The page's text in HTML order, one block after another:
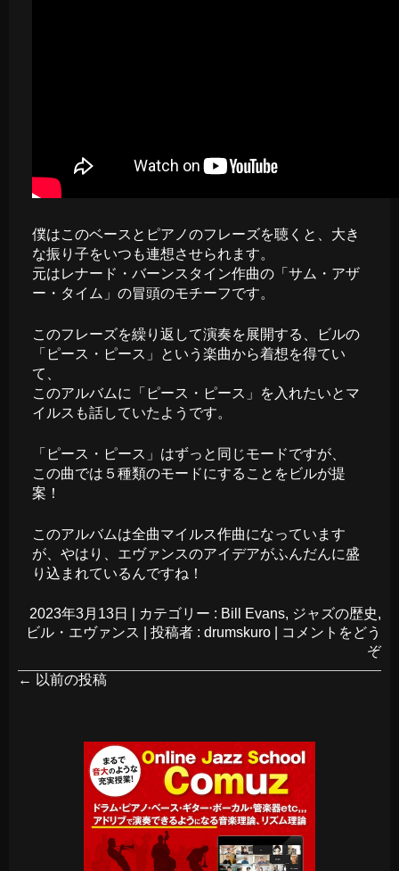
僕はこのベースとピアノのフレーズを聴くと、大き
な振り子をいつも連想させられます。
元はレナード・バーンスタイン作曲の「サム・アザ
ー・タイム」の冒頭のモチーフです。
このフレーズを繰り返して演奏を展開する、ビルの
「ピース・ピース」という楽曲から着想を得てい
て、
このアルバムに「ピース・ピース」を入れたいとマ
イルスも話していたようです。
「ピース・ピース」はずっと同じモードですが、
この曲では５種類のモードにすることをビルが提
案！
このアルバムは全曲マイルス作曲になっています
が、やはり、エヴァンスのアイデアがふんだんに盛
り込まれているんですね！
2023年3月13日 カテゴリー : Bill Evans, ジャズの歴史,
ビル・エヴァンス
投稿者 : drumskuro
コメントをどう
ぞ
← 以前の投稿